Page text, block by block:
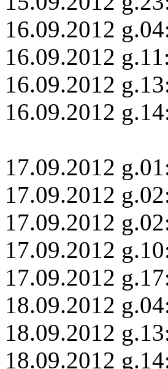
16.09.2012
16.09.2012
16.09.2012
16.09.2012
17.09.2012
17.09.2012
17.09.2012
17.09.2012
17.09.2012
18.09.2012
18.09.2012
18.09.2012